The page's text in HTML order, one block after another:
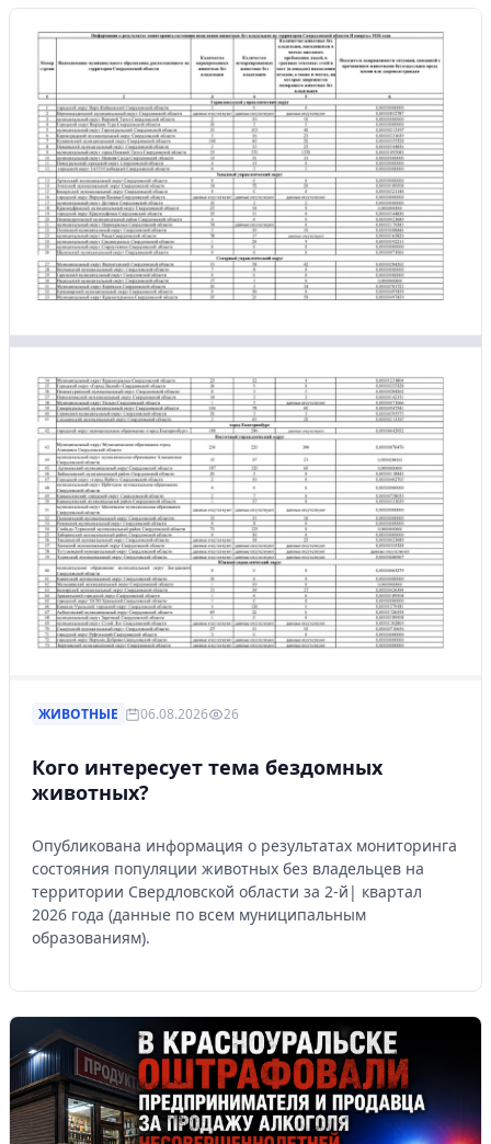
ЖИВОТНЫЕ 06.08.2026 26
Кого интересует тема бездомных
животных?
Опубликована информация о результатах мониторинга
состояния популяции животных без владельцев на
территории Свердловской области за 2-й| квартал
2026 года (данные по всем муниципальным
образованиям).